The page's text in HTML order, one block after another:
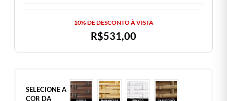
10% DE DESCONTO À VISTA
R$531,00
SELECIONE A
COR DA